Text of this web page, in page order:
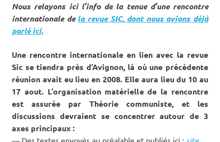
…
Nous relayons ici l’info de la tenue d’une rencontre
internationale dela revue SIC, dont nous avions déjà
parlé ici.
Une rencontre internationale en lien avec la revue
Sic se tiendra près d’Avignon, là où une précédente
réunion avait eu lieu en 2008. Elle aura lieu du 10 au
17 aout. L’organisation matérielle de la rencontre
est assurée par Théorie communiste, et les
discussions devraient se concentrer autour de 3
axes principaux :
— Des textes envoyés au préalable et publiés ici :